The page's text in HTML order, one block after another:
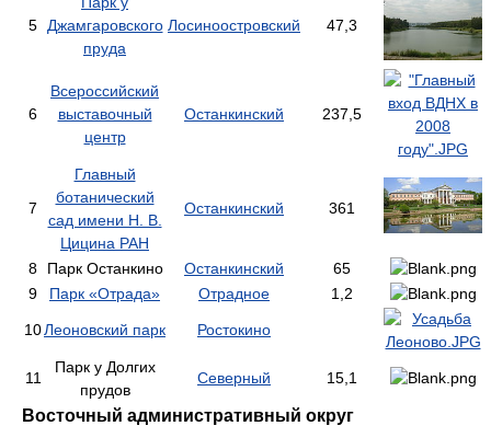
5
Джамгаровского
пруда
Лосиноостровский 47,3
6
Всероссийский
выставочный
центр
Останкинский 237,5
7
Главный
ботанический
сад имени Н. В.
Цицина РАН
Останкинский 361
8 Парк Останкино Останкинский
65
9
Парк «Отрада» Отрадное 1,2
10Леоновский парк Ростокино
11
Парк у Долгих
прудов
Северный 15,1
Восточный административный округ